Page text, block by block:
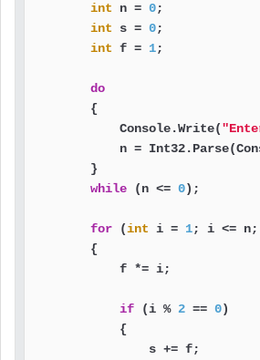
int n = 0;
int s = 0;
int f = 1;
do
        {
            Console.Write(
n =
        }
while (n <= 0);
for (int i = 1; i <= n;
        {
            f *= i;
if (i % 2 == 0)
            {
                s += f;